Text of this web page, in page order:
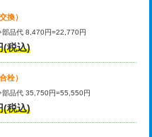
使
銅
44,000円
）
・修
業）
33,000円
換）
品代 8,470円=22,770円
(税込)
栓）
品代 35,750円=55,550円
(税込)